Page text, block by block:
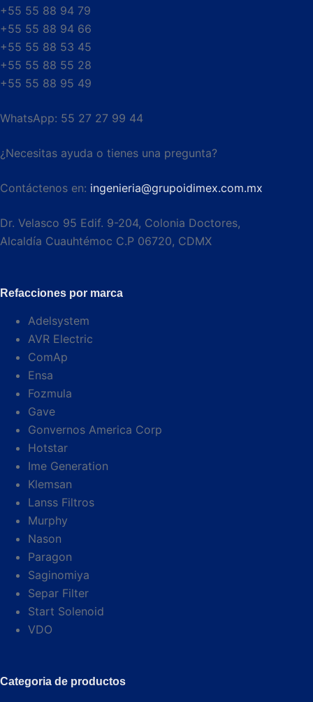
+55 55 88 94 79
+55 55 88 94 66
+55 55 88 53 45
+55 55 88 55 28
+55 55 88 95 49
WhatsApp: 55 27 27 99 44
¿Necesitas ayuda o tienes una pregunta?
Contáctenos en: ingenieria@grupoidimex.com.mx
Dr. Velasco 95 Edif. 9-204, Colonia Doctores,
Alcaldía Cuauhtémoc C.P 06720, CDMX​
Refacciones por marca
Adelsystem
AVR Electric
ComAp
Ensa
Fozmula
Gave
Gonvernos America Corp
Hotstar
Ime Generation
Klemsan
Lanss Filtros
Murphy
Nason
Paragon
Saginomiya
Separ Filter
Start Solenoid
VDO
Categoria de productos